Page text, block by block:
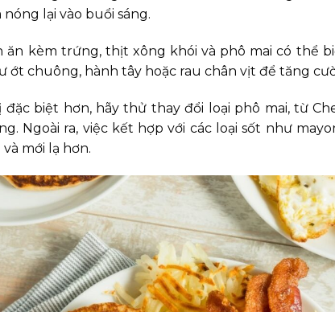
lại vào buổi sáng.
ăn kèm trứng, thịt xông khói và phô mai có thể
ớt chuông, hành tây hoặc rau chân vịt để tăng
biệt hơn, hãy thử thay đổi loại phô mai, từ
Ngoài ra, việc kết hợp với các loại sốt như
mới lạ hơn.